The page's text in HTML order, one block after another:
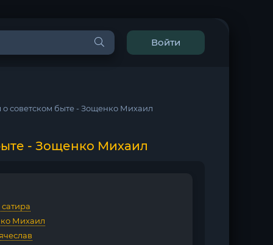
Войти
советском быте - Зощенко Михаил
- Зощенко Михаил
Михаил